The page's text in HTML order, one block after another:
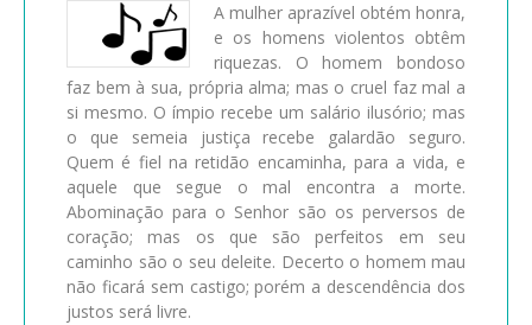
A mulher aprazível obtém honra,
e os homens violentos obtêm
riquezas. O homem bondoso
faz bem à sua, própria alma; mas o cruel faz mal a
si mesmo. O ímpio recebe um salário ilusório; mas
o que semeia justiça recebe galardão seguro.
Quem é fiel na retidão encaminha, para a vida, e
aquele que segue o mal encontra a morte.
Abominação para o Senhor são os perversos de
coração; mas os que são perfeitos em seu
caminho são o seu deleite. Decerto o homem mau
não ficará sem castigo; porém a descendência dos
justos será livre.